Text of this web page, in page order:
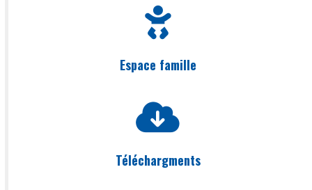
Espace famille
Téléchargments